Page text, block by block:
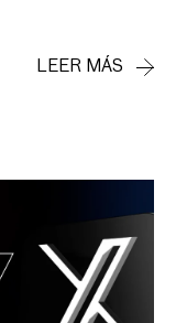
LEER MÁS